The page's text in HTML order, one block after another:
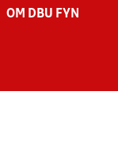
OM DBU FYN